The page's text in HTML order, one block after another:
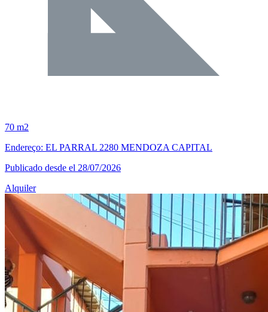
70 m2
Endereço: EL PARRAL 2280 MENDOZA CAPITAL
Publicado desde el 28/07/2026
Alquiler